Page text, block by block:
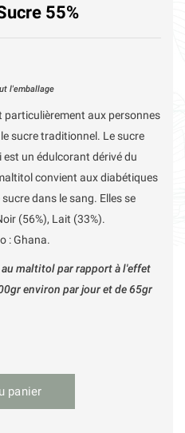
55%
l'emballage
aux personnes
sucre traditionnel. Le sucre
un édulcorant dérivé du
convient aux diabétiques
dans le sang. Elles se
(56%), Lait (33%).
: Ghana.
maltitol par rapport à l'effet
environ par jour et de 65gr
panier